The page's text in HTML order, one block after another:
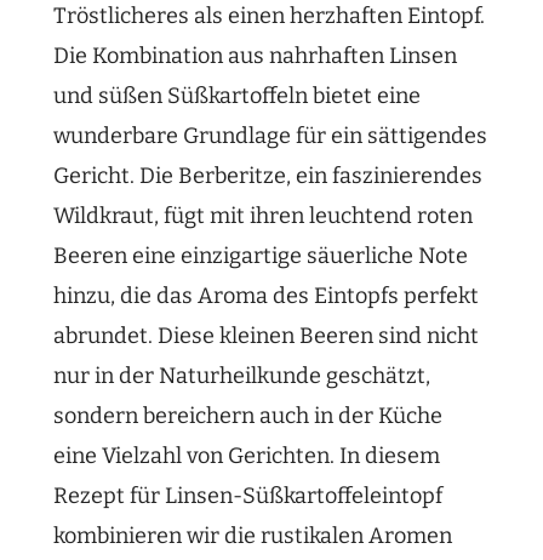
Tröstlicheres als einen herzhaften Eintopf.
Die Kombination aus nahrhaften Linsen
und süßen Süßkartoffeln bietet eine
wunderbare Grundlage für ein sättigendes
Gericht. Die Berberitze, ein faszinierendes
Wildkraut, fügt mit ihren leuchtend roten
Beeren eine einzigartige säuerliche Note
hinzu, die das Aroma des Eintopfs perfekt
abrundet. Diese kleinen Beeren sind nicht
nur in der Naturheilkunde geschätzt,
sondern bereichern auch in der Küche
eine Vielzahl von Gerichten. In diesem
Rezept für Linsen-Süßkartoffeleintopf
kombinieren wir die rustikalen Aromen